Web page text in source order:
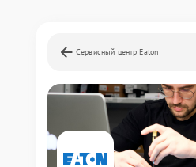
Сервисный центр Eaton